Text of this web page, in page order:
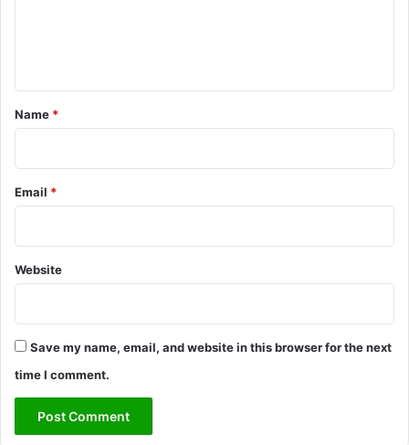
*
Name *
Email *
Website
Save my name, email, and website in this browser for the next
time I comment.